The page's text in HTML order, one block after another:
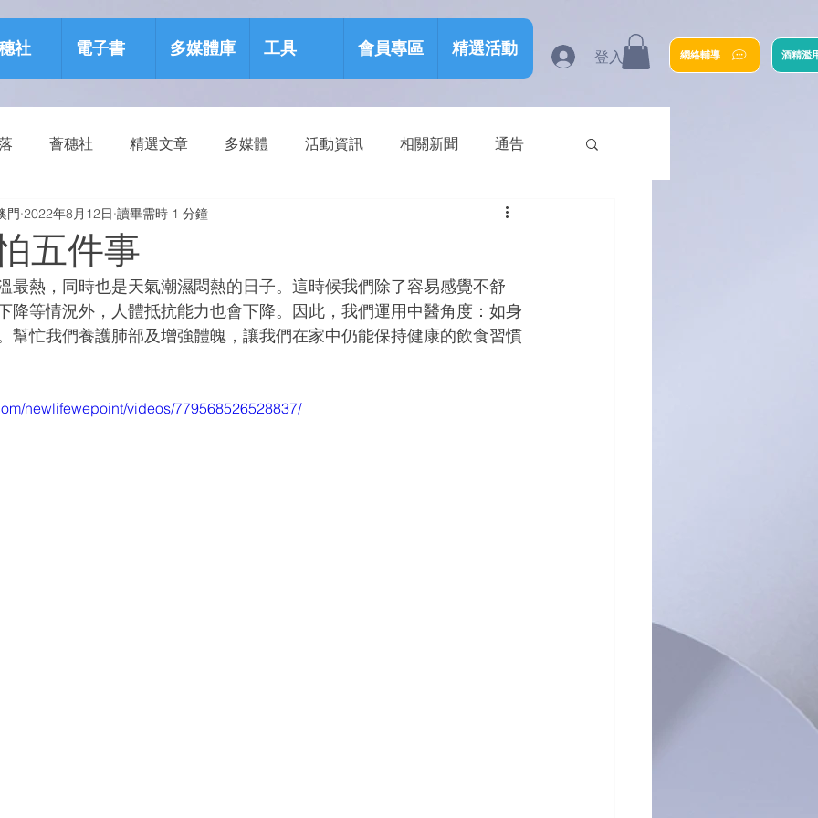
社 電子書 多媒體庫 工具 會員專區 精選活動 登入 網絡輔導 酒精濫
薈穗社 精選文章 多媒體 活動資訊 相關新聞 通告
包 健康生活
五件事
門 2022年8月12日 讀畢需時 1 分鐘
最熱，同時也是天氣潮濕悶熱的日子。這時候我們除了容易感覺不舒
降等情況外，人體抵抗能力也會下降。因此，我們運用中醫角度：如身
幫忙我們養護肺部及增強體魄，讓我們在家中仍能保持健康的飲食習慣
newlifewepoint/videos/779568526528837/